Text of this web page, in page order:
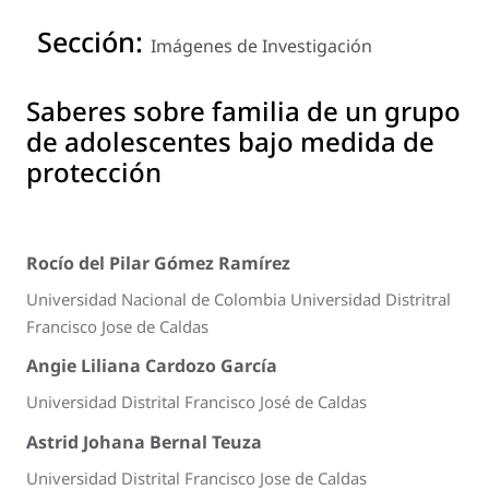
Sección: Imágenes de Investigación
Saberes sobre familia de un grupo
de adolescentes bajo medida de
protección
Rocío del Pilar Gómez Ramírez
Universidad Nacional de Colombia Universidad Distritral
Francisco Jose de Caldas
Angie Liliana Cardozo García
Universidad Distrital Francisco José de Caldas
Astrid Johana Bernal Teuza
Universidad Distrital Francisco Jose de Caldas